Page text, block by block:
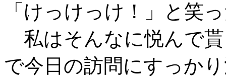
「けっけっけ！」と笑
私はそんなに悦んで
で今日の訪問にすっか